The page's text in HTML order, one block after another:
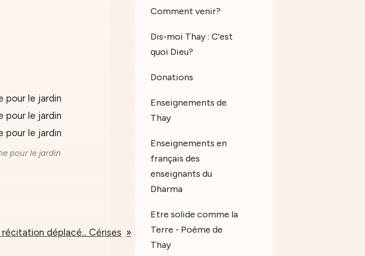
pour le jardin
déplacé... Cérises
Comment venir?
Dis-moi Thay : C'est
quoi Dieu?
Donations
Enseignements de
Thay
Enseignements en
français des
enseignants du
Dharma
Etre solide comme la
Terre - Poème de
Thay